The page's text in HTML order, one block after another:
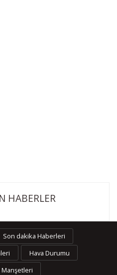
HABERLER
Son dakika Haberleri
Hava Durumu